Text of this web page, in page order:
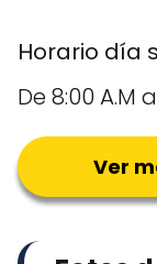
Horario día
De 8:00 A.M
Ver